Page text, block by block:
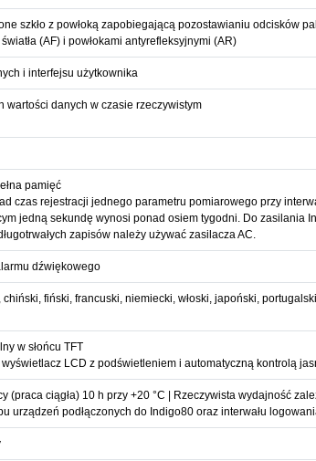
szkło z powłoką zapobiegającą pozostawianiu odcisków
(AF) i powłokami antyrefleksyjnymi (AR)
i interfejsu użytkownika
wartości danych w czasie rzeczywistym
pamięć
czas rejestracji jednego parametru pomiarowego przy
jedną sekundę wynosi ponad osiem tygodni. Do zasilania
zapisów należy używać zasilacza AC.
dźwiękowego
fiński, francuski, niemiecki, włoski, japoński,
w słońcu TFT
wyświetlacz LCD z podświetleniem i automatyczną kontrolą
(praca ciągła) 10 h przy +20 °C | Rzeczywista wydajność
urządzeń podłączonych do Indigo80 oraz interwału